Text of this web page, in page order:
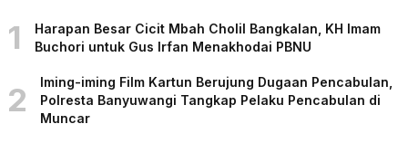
1
Harapan Besar Cicit Mbah Cholil Bangkalan, KH Imam
Buchori untuk Gus Irfan Menakhodai PBNU
2
Iming-iming Film Kartun Berujung Dugaan Pencabulan,
Polresta Banyuwangi Tangkap Pelaku Pencabulan di
Muncar